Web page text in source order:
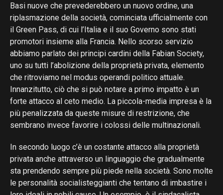
Basi nuove che prevederebbero un nuovo ordine, una
riplasmazione della società, cominciata ufficialmente con
il Green Pass, di cui l’Italia e il suo Governo sono stati
promotori insieme alla Francia. Nello scorso servizio
abbiamo parlato dei principi cardini della Fabian Society,
uno su tutti l’abolizione della proprietà privata, elemento
che ritroviamo nel modus operandi politico attuale.
Innanzitutto, ciò che si può notare a primo impatto è un
forte attacco al ceto medio. La piccola-media impresa è la
più penalizzata da queste misure di restrizione, che
sembrano invece favorire i colossi delle multinazionali.
In secondo luogo c’è un costante attacco alla proprietà
privata anche attraverso un linguaggio che gradualmente
sta prendendo sempre più piede nella società. Sono molte
le personalità socialisteggianti che tentano di imbastire i